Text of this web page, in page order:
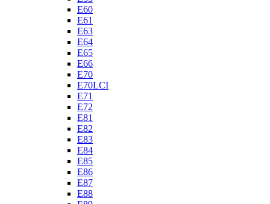
E60
E61
E63
E64
E65
E66
E70
E70LCI
E71
E72
E81
E82
E83
E84
E85
E86
E87
E88